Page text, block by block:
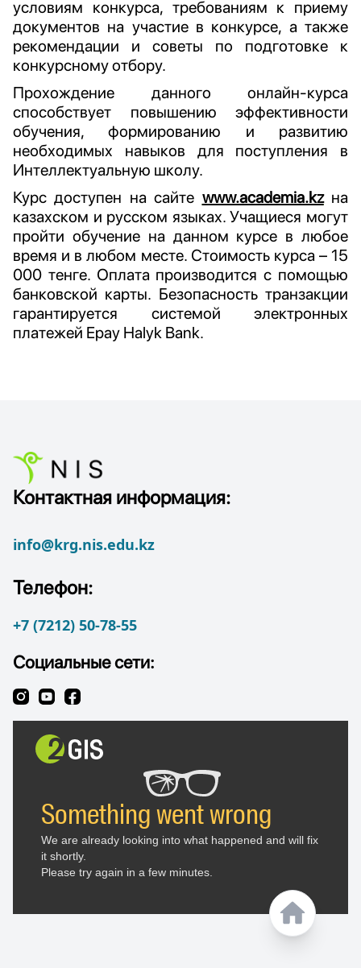
условиям конкурса, требованиям к приему
документов на участие в конкурсе, а также
рекомендации и советы по подготовке к
конкурсному отбору.
Прохождение данного онлайн-курса
способствует повышению эффективности
обучения, формированию и развитию
необходимых навыков для поступления в
Интеллектуальную школу.
Курс доступен на сайте www.academia.kzна
казахском и русском языках. Учащиеся могут
пройти обучение на данном курсе в любое
время и в любом месте. Стоимость курса – 15
000 тенге. Оплата производится с помощью
банковской карты. Безопасность транзакции
гарантируется системой электронных
платежей Epay Halyk Bank.
Контактная информация:
info@krg.nis.edu.kz
Телефон:
+7 (7212) 50-78-55
Социальные сети: